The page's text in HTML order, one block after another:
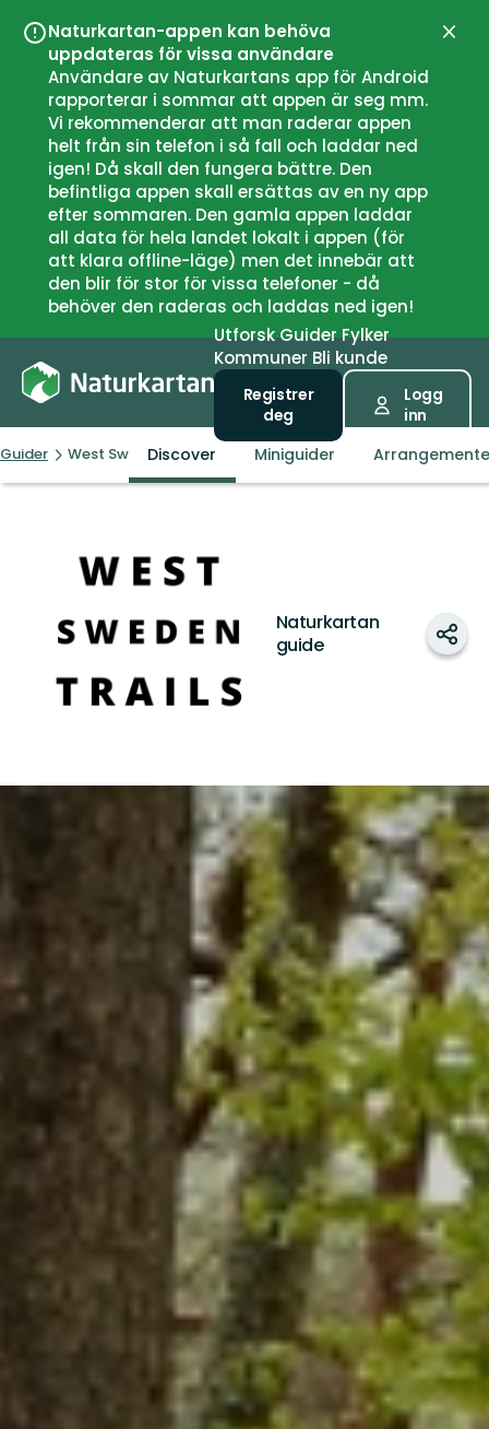
Naturkartan-appen kan behöva
uppdateras för vissa användare
Användare av Naturkartans app för Android
rapporterar i sommar att appen är seg mm.
Vi rekommenderar att man raderar appen
helt från sin telefon i så fall och laddar ned
igen! Då skall den fungera bättre. Den
befintliga appen skall ersättas av en ny app
efter sommaren. Den gamla appen laddar
all data för hela landet lokalt i appen (för
att klara offline-läge) men det innebär att
den blir för stor för vissa telefoner - då
behöver den raderas och laddas ned igen!
Lukk
UtforskGuiderFylker
Kommuner Bli kunde
Registrer
deg
Logg
inn
Guider West Sweden Trails
Discover Miniguider
Naturkartan
guide
Del